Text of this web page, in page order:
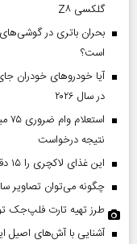
گلکسی Z۸
است؟
آیا خودروهای خودران
در سال ۲۰۲۶
نتیجه درخواست
این غذای لاکچری را ۱۵ دقیقه‌ای آماده کنید
چگونه می‌توان تصاویر
طرز تهیه تارت فلپ‌جک
آشنایی با آش‌های اصیل